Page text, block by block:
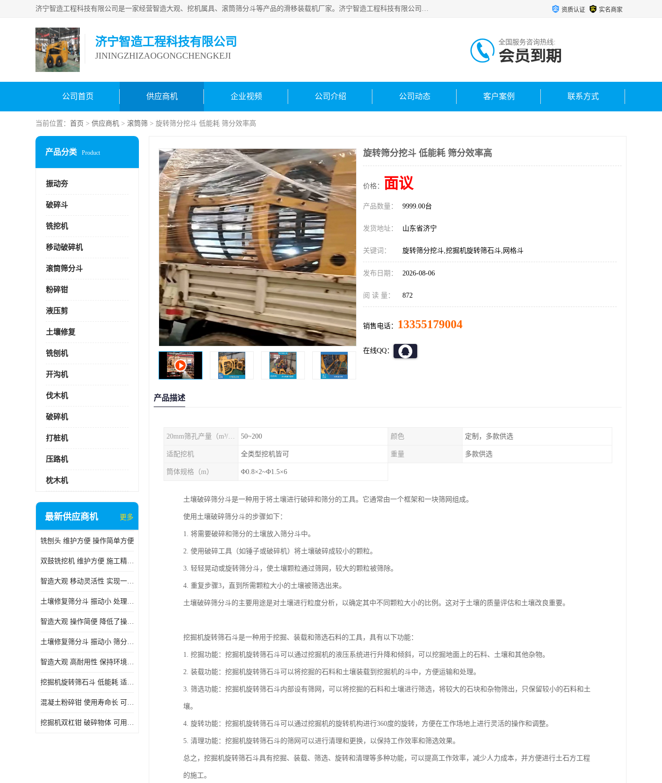
济宁智造工程科技有限公司是一家经营智造大观、挖机属具、滚筒筛分斗等产品的滑移装载机厂家。济宁智造工程科技有限公司奉行以质量赢得用户，诚信为本，互利共赢的宗旨，依靠雄厚的技术力量，科学的管理制度，先进的加工检测设备，始终坚持以客户为中心，免费咨询！ 资质认证 实名商家
济宁智造工程科技有限公司
JININGZHIZAOGONGCHENGKEJI
全国服务咨询热线:
会员到期
公司首页 供应商机 企业视频 公司介绍 公司动态 客户案例 联系方式
当前位置： 首页 > 供应商机 > 滚筒筛 > 旋转筛分挖斗 低能耗 筛分效率高
产品分类 Product
振动夯
破碎斗
铣挖机
移动破碎机
滚筒筛分斗
粉碎钳
液压剪
土壤修复
铣刨机
开沟机
伐木机
破碎机
打桩机
压路机
枕木机
最新供应商机 更多
铣刨头 维护方便 操作简单方便
双鼓铣挖机 维护方便 施工精度高
智造大观 移动灵活性 实现一机多用
土壤修复筛分斗 振动小 处理能力大
智造大观 操作简便 降低了操作难度
土壤修复筛分斗 振动小 筛分效果可调节
智造大观 高耐用性 保持环境整洁
挖掘机旋转筛石斗 低能耗 适用范围广
混凝土粉碎钳 使用寿命长 可用于多种场合
挖掘机双杠钳 破碎物体 可用于多种场合
旋转筛分挖斗 低能耗 筛分效率高
价格： 面议
产品数量： 9999.00台
发货地址： 山东省济宁
关键词： 旋转筛分挖斗,挖掘机旋转筛石斗,网格斗
发布日期： 2026-08-06
阅 读 量： 872
销售电话： 13355179004
在线QQ：
产品描述
20mm筛孔产量（m³/h） 50~200 颜色 定制，多款供选
适配挖机 全类型挖机皆可 重量 多款供选
筒体规格（m） Φ0.8×2~Φ1.5×6
土壤破碎筛分斗是一种用于将土壤进行破碎和筛分的工具。它通常由一个框架和一块筛网组成。
使用土壤破碎筛分斗的步骤如下：
1. 将需要破碎和筛分的土壤放入筛分斗中。
2. 使用破碎工具（如锤子或破碎机）将土壤破碎成较小的颗粒。
3. 轻轻晃动或旋转筛分斗，使土壤颗粒通过筛网，较大的颗粒被筛除。
4. 重复步骤3，直到所需颗粒大小的土壤被筛选出来。
土壤破碎筛分斗的主要用途是对土壤进行粒度分析，以确定其中不同颗粒大小的比例。这对于土壤的质量评估和土壤改良重要。
挖掘机旋转筛石斗是一种用于挖掘、装载和筛选石料的工具，具有以下功能：
1. 挖掘功能：挖掘机旋转筛石斗可以通过挖掘机的液压系统进行升降和倾斜，可以挖掘地面上的石料、土壤和其他杂物。
2. 装载功能：挖掘机旋转筛石斗可以将挖掘的石料和土壤装载到挖掘机的斗中，方便运输和处理。
3. 筛选功能：挖掘机旋转筛石斗内部设有筛网，可以将挖掘的石料和土壤进行筛选，将较大的石块和杂物筛出，只保留较小的石料和土
壤。
4. 旋转功能：挖掘机旋转筛石斗可以通过挖掘机的旋转机构进行360度的旋转，方便在工作场地上进行灵活的操作和调整。
5. 清理功能：挖掘机旋转筛石斗的筛网可以进行清理和更换，以保持工作效率和筛选效果。
总之，挖掘机旋转筛石斗具有挖掘、装载、筛选、旋转和清理等多种功能，可以提高工作效率，减少人力成本，并方便进行土石方工程
的施工。